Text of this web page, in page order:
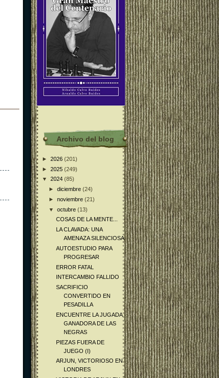
Archivo del blog
► 2026 (201)
► 2025 (249)
▼ 2024 (85)
►diciembre(24)
►noviembre(21)
▼octubre(13)
COSAS DE LA MENTE...
LA CLAVADA: UNA
AMENAZA SILENCIOSA
AUTOESTUDIO PARA
PROGRESAR
ERROR FATAL
INTERCAMBIO FALLIDO
SACRIFICIO
CONVERTIDO EN
PESADILLA
ENCUENTRE LA JUGADA
GANADORA DE LAS
NEGRAS
PIEZAS FUERA DE
JUEGO (I)
ARJUN, VICTORIOSO EN
LONDRES